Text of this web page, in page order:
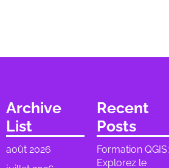
Archive
List
août 2026
Recent
Posts
Formation QGIS:
Explorez le